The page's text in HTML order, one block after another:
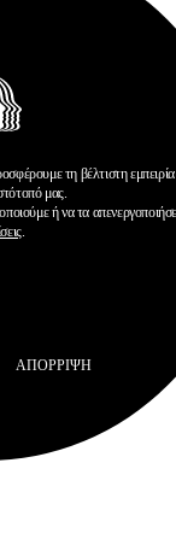
ΑΠΘ και
Φοιτητικές
τη βέλτιστη εμπειρία
μας.
ή να τα
.
ΑΠΌΡΡΙΨΗ